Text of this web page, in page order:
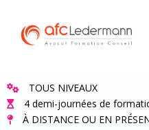
TOUS NIVEAUX
4 demi-journées de
À DISTANCE OU EN